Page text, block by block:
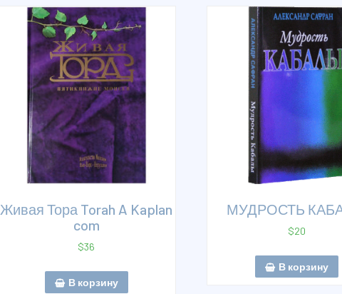
Живая Тора Torah A Kaplan
com
$36
В корзину
МУДРОСТЬ
$20
В корзину